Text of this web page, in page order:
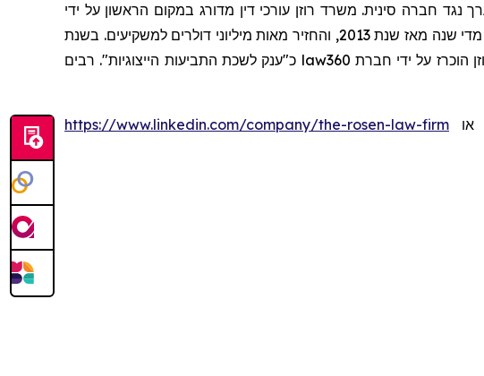
נגד חברה סינית. משרד רוזן עורכי דין מדורג במקום הראשון על ידי
שרותי תביעה ייצוגית, בגין מספר יישובי תביעות ייצוגיות בשנת 2017. המשרד מדורג בין ארבעת הראשונים מדי שנה מאז שנת 2013, והחזיר מאות מיליוני דולרים למשקיעים. בשנת
law360 כ"ענק לשכת התביעות הייצוגיות". רבים
https://www.linkedin.com/company/the-rosen-law-firm או